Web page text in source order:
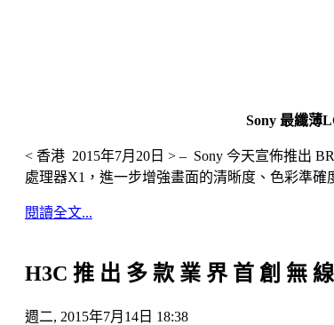
Sony 最纖薄
< 香港 2015年7月20日 > – Sony 今天宣佈推出
處理器X1，進一步增強畫面的清晰度、色彩準
閱讀全文...
H3C 推 出 多 款 業 界 首 創 無
週二, 2015年7月14日 18:38